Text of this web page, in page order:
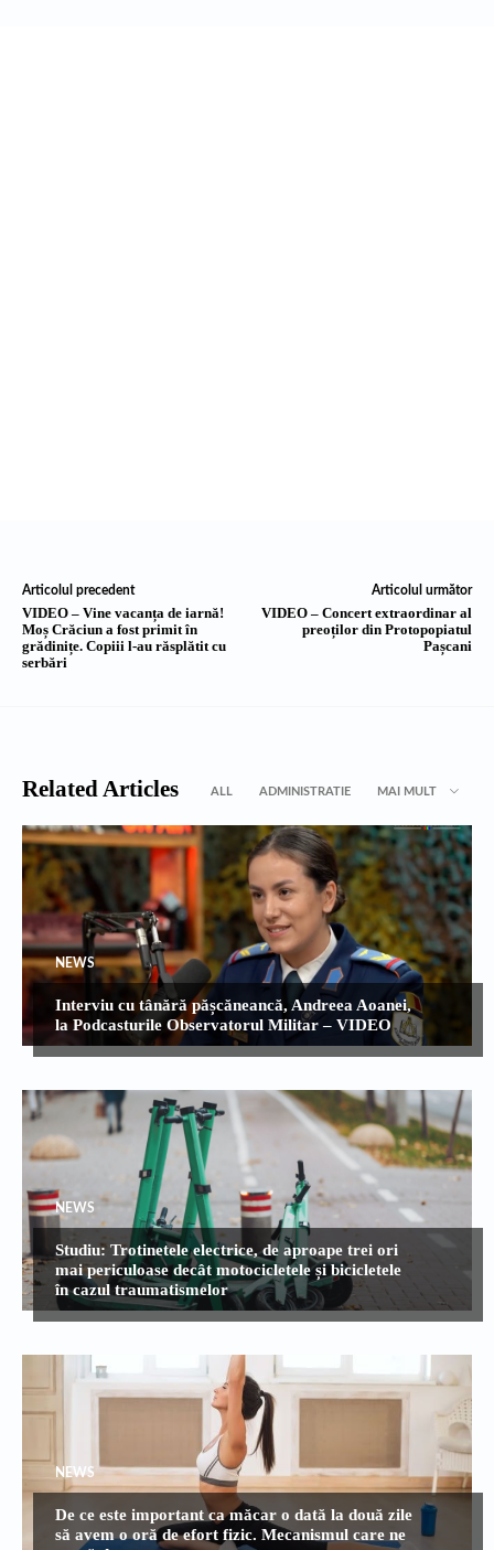
Articolul precedent
VIDEO – Vine vacanța de iarnă!
Moș Crăciun a fost primit în
grădinițe. Copiii l-au răsplătit cu
serbări
Articolul următor
VIDEO – Concert extraordinar al
preoților din Protopopiatul
Pașcani
Related Articles ALL ADMINISTRATIE MAI MULT
NEWS
Interviu cu tânără pășcăneancă, Andreea Aoanei,
la Podcasturile Observatorul Militar – VIDEO
NEWS
Studiu: Trotinetele electrice, de aproape trei ori
mai periculoase decât motocicletele și bicicletele
în cazul traumatismelor
NEWS
De ce este important ca măcar o dată la două zile
să avem o oră de efort fizic. Mecanismul care ne